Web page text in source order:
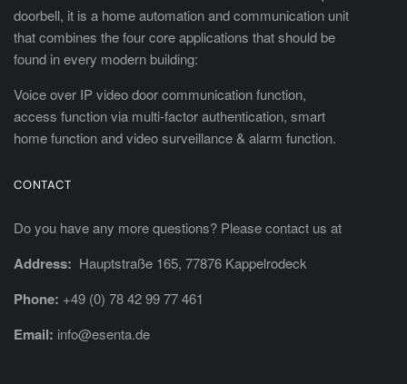
doorbell, it is a home automation and communication unit
that combines the four core applications that should be
found in every modern building:
Voice over IP video door communication function,
access function via multi-factor authentication, smart
home function and video surveillance & alarm function.
CONTACT
Do you have any more questions? Please contact us at
Address: Hauptstraße 165, 77876 Kappelrodeck
Phone: +49 (0) 78 42 99 77 461
Email: info@esenta.de